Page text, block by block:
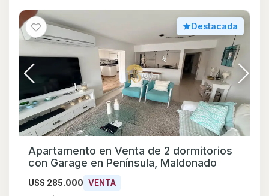
Destacada
Apartamento en Venta de 2 dormitorios
con Garage en Península, Maldonado
U$S 285.000 VENTA